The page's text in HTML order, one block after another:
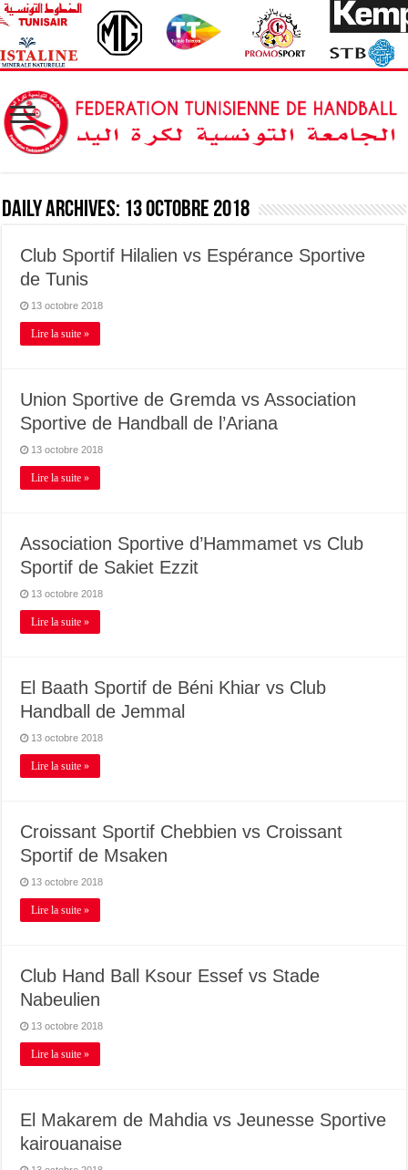
Daily Archives: 13 octobre 2018
Club Sportif Hilalien vs Espérance Sportive
de Tunis
13 octobre 2018
Lire la suite »
Union Sportive de Gremda vs Association
Sportive de Handball de l’Ariana
13 octobre 2018
Lire la suite »
Association Sportive d’Hammamet vs Club
Sportif de Sakiet Ezzit
13 octobre 2018
Lire la suite »
El Baath Sportif de Béni Khiar vs Club
Handball de Jemmal
13 octobre 2018
Lire la suite »
Croissant Sportif Chebbien vs Croissant
Sportif de Msaken
13 octobre 2018
Lire la suite »
Club Hand Ball Ksour Essef vs Stade
Nabeulien
13 octobre 2018
Lire la suite »
El Makarem de Mahdia vs Jeunesse Sportive
kairouanaise